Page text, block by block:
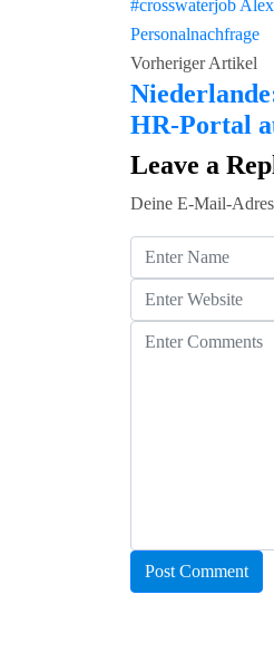
#crosswaterjob
Personalnachfrage
Vorheriger Artikel
HR-Portal
Leave a
Deine E-Mail-